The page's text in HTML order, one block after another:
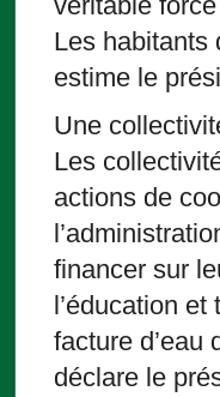
Les habitants
estime le
Une
Les
actions de
financer sur
l’éducation
facture d’eau
déclare le